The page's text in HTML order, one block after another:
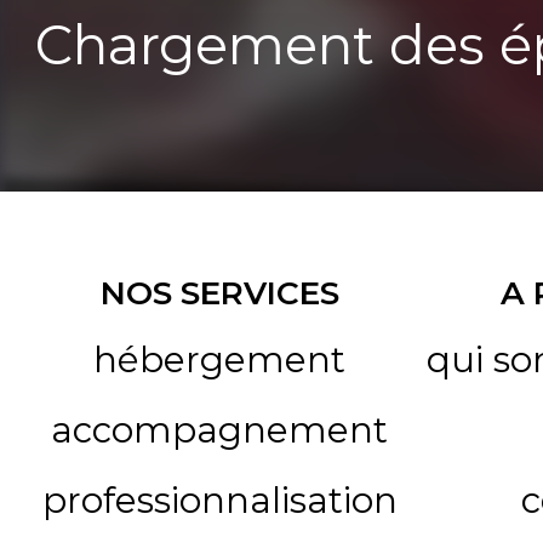
Chargement des
NOS SERVICES
hébergement
accompagnement
professionnalisation
A
qui